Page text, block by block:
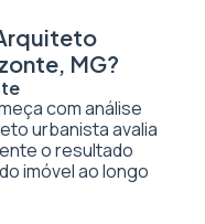
MG?
com análise
urbanista avalia
o resultado
imóvel ao longo